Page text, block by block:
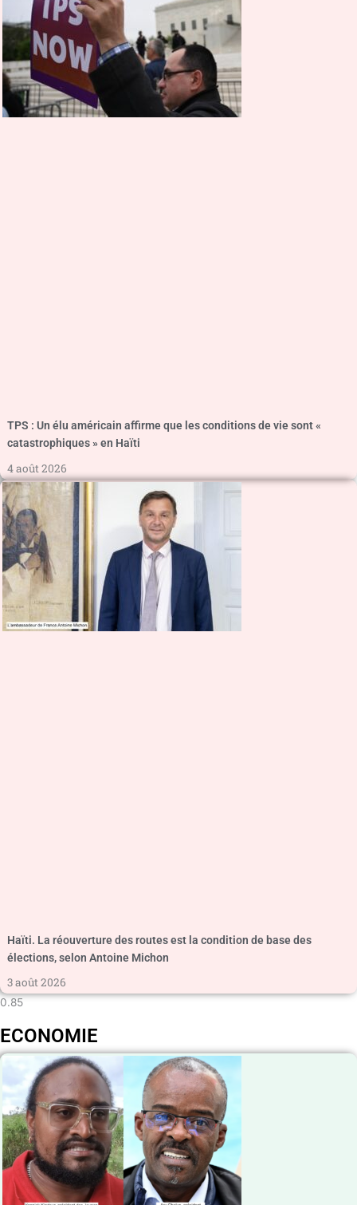
TPS : Un élu américain affirme que les conditions de vie sont «
catastrophiques » en Haïti
4 août 2026
Haïti. La réouverture des routes est la condition de base des
élections, selon Antoine Michon
3 août 2026
ECONOMIE